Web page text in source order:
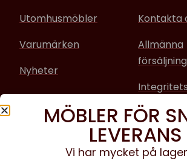
Utomhusmöbler
Varumärken
Nyheter
Kontakta
Allmänna
Sociala media
Facebook
MÖBLER FÖR
LEVERANS
Vi har mycket på